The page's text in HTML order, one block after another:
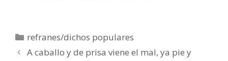
Categorías
refranes/dichos populares
A caballo y de prisa viene el mal, ya pie y